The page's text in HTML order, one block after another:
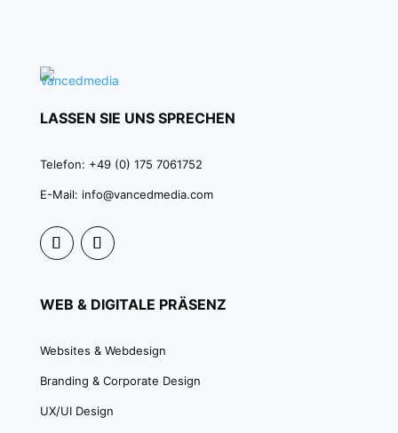
LASSEN SIE UNS SPRECHEN
Telefon: +49 (0) 175 7061752
E-Mail: info@vancedmedia.com
WEB & DIGITALE PRÄSENZ
Websites & Webdesign
Branding & Corporate Design
UX/UI Design